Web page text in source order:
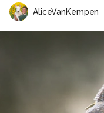
AliceVanKempen